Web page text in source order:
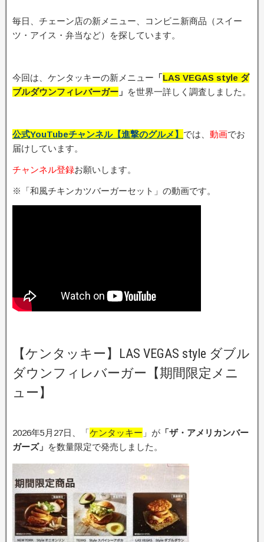
毎日、チェーン店の新メニュー、コンビニ新商品（スイー
ツ・アイス・弁当など）を探しています。
今回は、ケンタッキーの新メニュー 「LAS VEGAS style ダ
ブルダウンフィレバーガー 」 を世界一詳しく調査しました。
公式YouTubeチャンネル【進撃のグルメ】 では、 動画でお
届けしています。
チャンネル登録お願いします。
※「和風チキンカツバーガーセット」の動画です。
【ケンタッキー】LAS VEGAS style ダブル
ダウンフィレバーガー【期間限定メニ
ュー】
2026年5月27日、「ケンタッキー 」が 「ザ・アメリカンバー
ガーズ」 を数量限定で発売しました。